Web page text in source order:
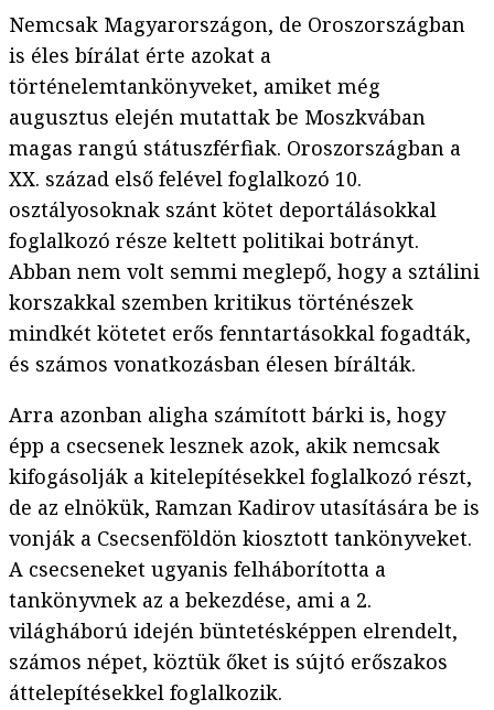
Nemcsak Magyarországon, de Oroszországban
is éles bírálat érte azokat a
történelemtankönyveket, amiket még
augusztus elején mutattak be Moszkvában
magas rangú státuszférfiak. Oroszországban a
XX. század első felével foglalkozó 10.
osztályosoknak szánt kötet deportálásokkal
foglalkozó része keltett politikai botrányt.
Abban nem volt semmi meglepő, hogy a sztálini
korszakkal szemben kritikus történészek
mindkét kötetet erős fenntartásokkal fogadták,
és számos vonatkozásban élesen bírálták.
Arra azonban aligha számított bárki is, hogy
épp a csecsenek lesznek azok, akik nemcsak
kifogásolják a kitelepítésekkel foglalkozó részt,
de az elnökük, Ramzan Kadirov utasítására be is
vonják a Csecsenföldön kiosztott tankönyveket.
A csecseneket ugyanis felháborította a
tankönyvnek az a bekezdése, ami a 2.
világháború idején büntetésképpen elrendelt,
számos népet, köztük őket is sújtó erőszakos
áttelepítésekkel foglalkozik.